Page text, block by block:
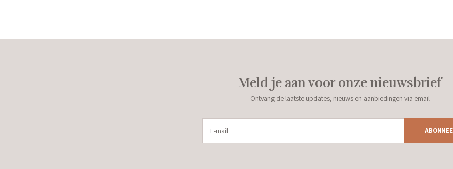
Meld je aan voor onze nieuwsbrief
Ontvang de laatste updates, nieuws en aanbiedingen via email